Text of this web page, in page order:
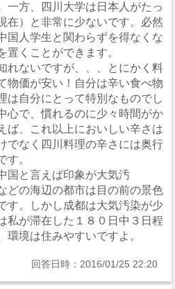
一方、四川大学は日本人がたっ
在）と非常に少ないです。必然
国人学生と関わらずを得なくな
置くことができます。
れないですが、、、とにかく料
物価が安い！自分は辛い食べ物
は自分にとって特別なものでし
心で、慣れるのに少々時間がか
ば、これ以上においしい辛さは
でなく四川料理の辛さには奥行
す。
国と言えば印象が大気汚
どの海辺の都市は目の前の景色
す。しかし成都は大気汚染が少
私が滞在した１８０日中３日程
環境は住みやすいですよ。
回答日時：2016/01/25 22:20